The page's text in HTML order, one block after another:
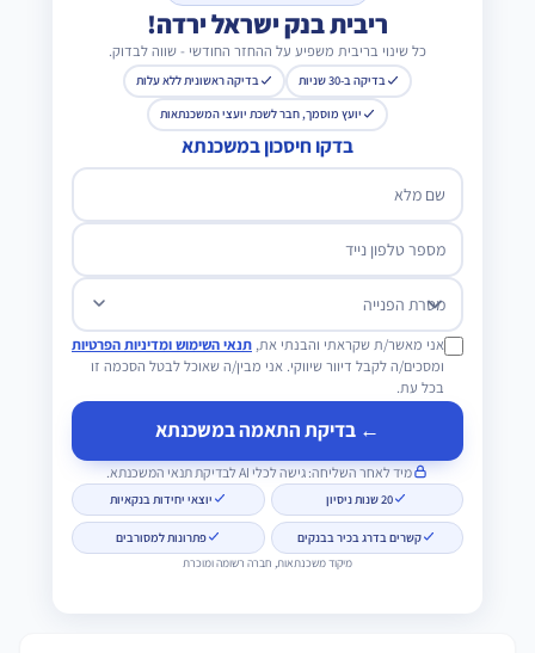
ריבית בנק ישראל ירדה!
כל שינוי בריבית משפיע על ההחזר החודשי - שווה לבדוק.
בדיקה ב-30 שניות
בדיקה ראשונית ללא עלות
יועץ מוסמך, חבר לשכת יועצי המשכנתאות
בדקו חיסכון במשכנתא
שם מלא
מספר טלפון נייד
מטרת הפנייה
אני מאשר/ת שקראתי והבנתי את, תנאי השימוש ומדיניות הפרטיות
ומסכים/ה לקבל דיוור שיווקי. אני מבין/ה שאוכל לבטל הסכמה זו
בכל עת.
← בדיקת התאמה במשכנתא
מיד לאחר השליחה: גישה לכלי AI לבדיקת תנאי המשכנתא.
20 שנות ניסיון יוצאי יחידות בנקאיות
קשרים בדרג בכיר בבנקים פתרונות למסורבים
מיקוד משכנתאות, חברה רשומה ומוכרת